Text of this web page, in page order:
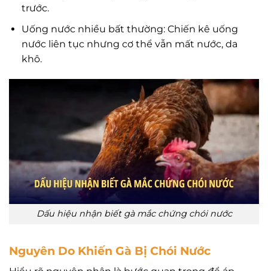
trước.
Uống nước nhiều bất thường: Chiến kê uống
nước liên tục nhưng cơ thể vẫn mất nước, da
khô.
Dấu hiệu nhận biết gà mắc chứng chói nước
Nguyên Do Khiến Gà Bị Chói Nước